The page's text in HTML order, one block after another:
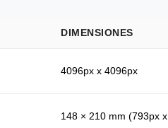
DIMENSIONES
4096px x 4096px
148 × 210 mm (793px